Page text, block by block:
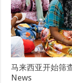
马来西亚开始筛
News